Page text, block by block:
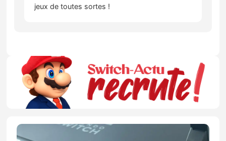
jeux de toutes sortes !